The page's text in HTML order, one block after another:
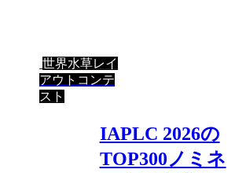
世界水草レイ
アウトコンテ
スト
IAPLC 2026の
TOP300ノミネ